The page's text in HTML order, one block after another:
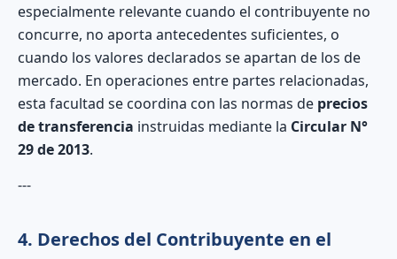
especialmente relevante cuando el contribuyente no
concurre, no aporta antecedentes suficientes, o
cuando los valores declarados se apartan de los de
mercado. En operaciones entre partes relacionadas,
esta facultad se coordina con las normas de precios
de transferencia instruidas mediante la Circular N°
29 de 2013.
---
4. Derechos del Contribuyente en el